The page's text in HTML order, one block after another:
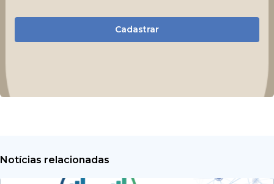
Cadastrar
Notícias relacionadas